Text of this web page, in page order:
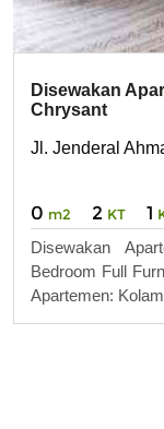
Disewakan
Chrysant
Jl. Jenderal
0 m2 2 KT 1
Disewakan
Bedroom Full
Apartemen: Kolam